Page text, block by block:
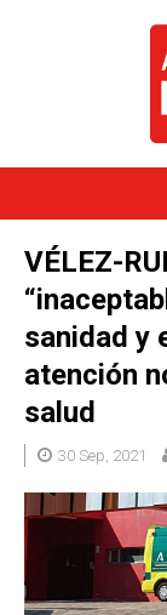
VÉLEZ-
sanidad y
atención
salud
30 Sep, 2021